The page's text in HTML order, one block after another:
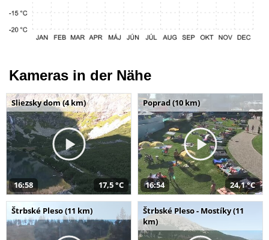
Kameras in der Nähe
Sliezsky dom (4 km)
16:58 17,5 °C
Poprad (10 km)
16:54 24,1 °C
Štrbské Pleso (11 km)
Štrbské Pleso - Mostíky (11
km)